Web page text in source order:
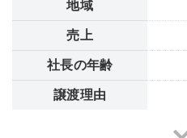
地域
売上
社長の年齢
譲渡理由